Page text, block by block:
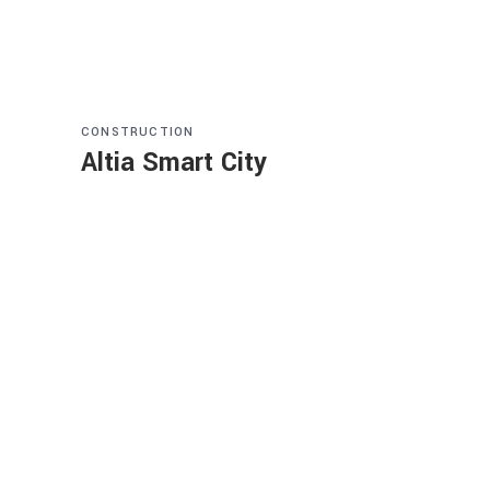
CONSTRUCTION
Altia Smart City